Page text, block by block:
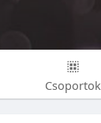
Csoportok